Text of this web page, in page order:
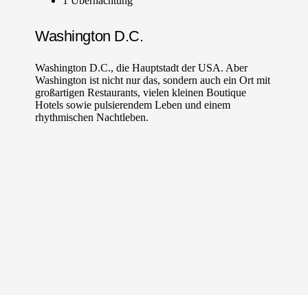
Washington D.C.
Washington D.C., die Hauptstadt der USA. Aber
Washington ist nicht nur das, sondern auch ein Ort mit
großartigen Restaurants, vielen kleinen Boutique
Hotels sowie pulsierendem Leben und einem
rhythmischen Nachtleben.